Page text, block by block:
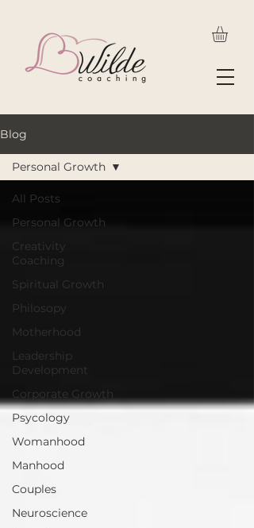
Blog
All Posts
Personal Growth
Creativity
Coaching
Spiritual Growth
Philosopy
Motherhood
Leadership
Development
Corporate Growth
Psycology
Womanhood
Manhood
Couples
Neuroscience
Personal Growth